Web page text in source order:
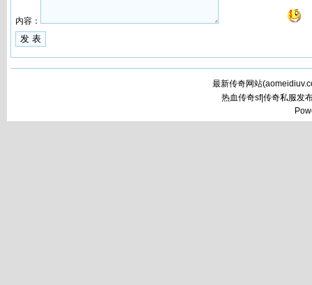
内容：
最新传奇网站(
热血传奇sf|传奇私服发